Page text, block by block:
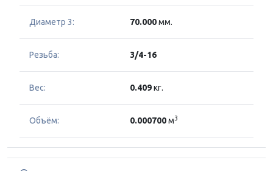
Диаметр 3: 70.000мм.
Резьба: 3/4-16
Вес: 0.409кг.
Объём: 0.000700м3